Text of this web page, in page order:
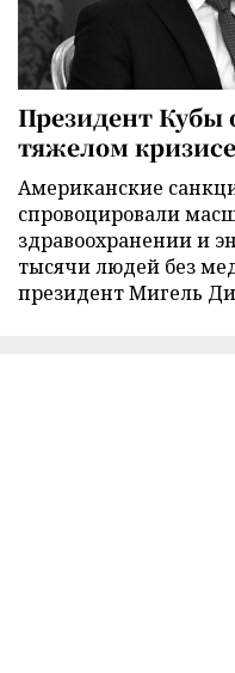
Президент
тяжелом
Американские
спровоцировали
здравоохранении и
тысячи людей без
президент Мигель